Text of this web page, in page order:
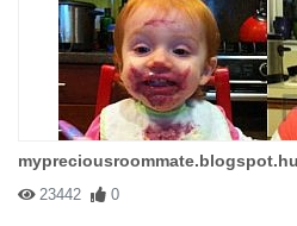
mypreciousroommate.blogspot.hu
23442 0